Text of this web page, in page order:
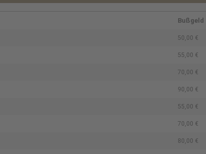
Bußgeld
50,00 €
55,00 €
70,00 €
90,00 €
55,00 €
70,00 €
80,00 €